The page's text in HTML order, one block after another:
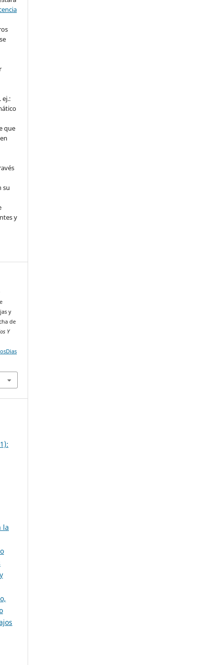
ej.:
que
su
y
y
de
Y
la